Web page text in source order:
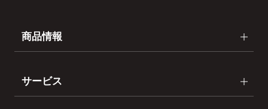
商品情報
サービス